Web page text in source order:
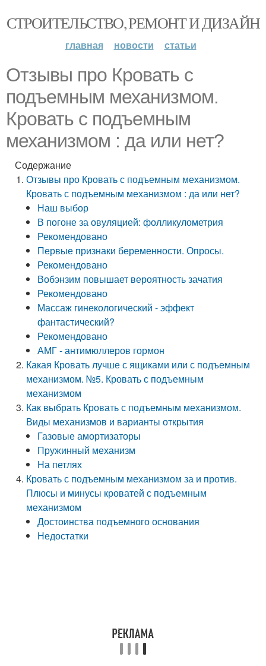
СТРОИТЕЛЬСТВО, РЕМОНТ И ДИЗАЙН
главная новости статьи
Отзывы про Кровать с
подъемным механизмом.
Кровать с подъемным
механизмом : да или нет?
Содержание
Отзывы про Кровать с подъемным механизмом.
Кровать с подъемным механизмом : да или нет?
Наш выбор
В погоне за овуляцией: фолликулометрия
Рекомендовано
Первые признаки беременности. Опросы.
Рекомендовано
Вобэнзим повышает вероятность зачатия
Рекомендовано
Массаж гинекологический - эффект
фантастический?
Рекомендовано
АМГ - антимюллеров гормон
Какая Кровать лучше с ящиками или с подъемным
механизмом. №5. Кровать с подъемным
механизмом
Как выбрать Кровать с подъемным механизмом.
Виды механизмов и варианты открытия
Газовые амортизаторы
Пружинный механизм
На петлях
Кровать с подъемным механизмом за и против.
Плюсы и минусы кроватей с подъемным
механизмом
Достоинства подъемного основания
Недостатки